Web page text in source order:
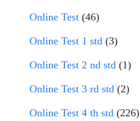
Online Test (46)
Online Test 1 std (3)
Online Test 2 nd std (1)
Online Test 3 rd std (2)
Online Test 4 th std (226)